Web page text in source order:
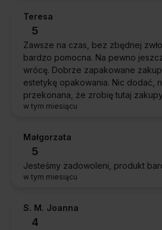
Teresa
5
Zawsze na czas, bez zbędnej
bardzo pomocna. Na pewno
wrócę. Dobrze zapakowane
estetykę opakowania. Nic dodać,
przekonana, że zrobię tutaj
w tym miesiącu
Małgorzata
5
Jesteśmy zadowoleni, produkt
w tym miesiącu
S. M. Joanna
4